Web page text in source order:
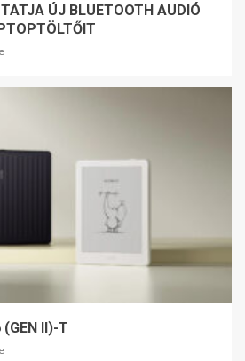
ÚJ BLUETOOTH AUDIÓ
(GEN II)-T